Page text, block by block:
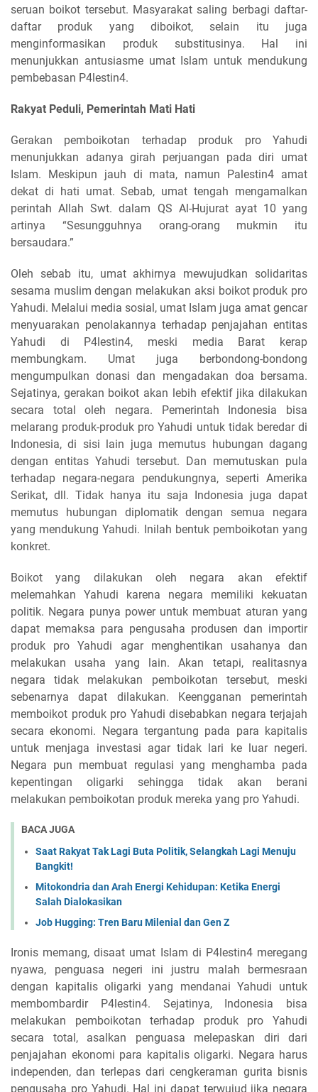
seruan boikot tersebut. Masyarakat saling berbagi daftar-
daftar produk yang diboikot, selain itu juga
menginformasikan produk substitusinya. Hal ini
menunjukkan antusiasme umat Islam untuk mendukung
pembebasan P4lestin4.
Rakyat Peduli, Pemerintah Mati Hati
Gerakan pemboikotan terhadap produk pro Yahudi
menunjukkan adanya girah perjuangan pada diri umat
Islam. Meskipun jauh di mata, namun Palestin4 amat
dekat di hati umat. Sebab, umat tengah mengamalkan
perintah Allah Swt. dalam QS Al-Hujurat ayat 10 yang
artinya “Sesungguhnya orang-orang mukmin itu
bersaudara.”
Oleh sebab itu, umat akhirnya mewujudkan solidaritas
sesama muslim dengan melakukan aksi boikot produk pro
Yahudi. Melalui media sosial, umat Islam juga amat gencar
menyuarakan penolakannya terhadap penjajahan entitas
Yahudi di P4lestin4, meski media Barat kerap
membungkam. Umat juga berbondong-bondong
mengumpulkan donasi dan mengadakan doa bersama.
Sejatinya, gerakan boikot akan lebih efektif jika dilakukan
secara total oleh negara. Pemerintah Indonesia bisa
melarang produk-produk pro Yahudi untuk tidak beredar di
Indonesia, di sisi lain juga memutus hubungan dagang
dengan entitas Yahudi tersebut. Dan memutuskan pula
terhadap negara-negara pendukungnya, seperti Amerika
Serikat, dll. Tidak hanya itu saja Indonesia juga dapat
memutus hubungan diplomatik dengan semua negara
yang mendukung Yahudi. Inilah bentuk pemboikotan yang
konkret.
Boikot yang dilakukan oleh negara akan efektif
melemahkan Yahudi karena negara memiliki kekuatan
politik. Negara punya power untuk membuat aturan yang
dapat memaksa para pengusaha produsen dan importir
produk pro Yahudi agar menghentikan usahanya dan
melakukan usaha yang lain. Akan tetapi, realitasnya
negara tidak melakukan pemboikotan tersebut, meski
sebenarnya dapat dilakukan. Keengganan pemerintah
memboikot produk pro Yahudi disebabkan negara terjajah
secara ekonomi. Negara tergantung pada para kapitalis
untuk menjaga investasi agar tidak lari ke luar negeri.
Negara pun membuat regulasi yang menghamba pada
kepentingan oligarki sehingga tidak akan berani
melakukan pemboikotan produk mereka yang pro Yahudi.
BACA JUGA
Saat Rakyat Tak Lagi Buta Politik, Selangkah Lagi Menuju
Bangkit!
Mitokondria dan Arah Energi Kehidupan: Ketika Energi
Salah Dialokasikan
Job Hugging: Tren Baru Milenial dan Gen Z
Ironis memang, disaat umat Islam di P4lestin4 meregang
nyawa, penguasa negeri ini justru malah bermesraan
dengan kapitalis oligarki yang mendanai Yahudi untuk
membombardir P4lestin4. Sejatinya, Indonesia bisa
melakukan pemboikotan terhadap produk pro Yahudi
secara total, asalkan penguasa melepaskan diri dari
penjajahan ekonomi para kapitalis oligarki. Negara harus
independen, dan terlepas dari cengkeraman gurita bisnis
pengusaha pro Yahudi. Hal ini dapat terwujud jika negara